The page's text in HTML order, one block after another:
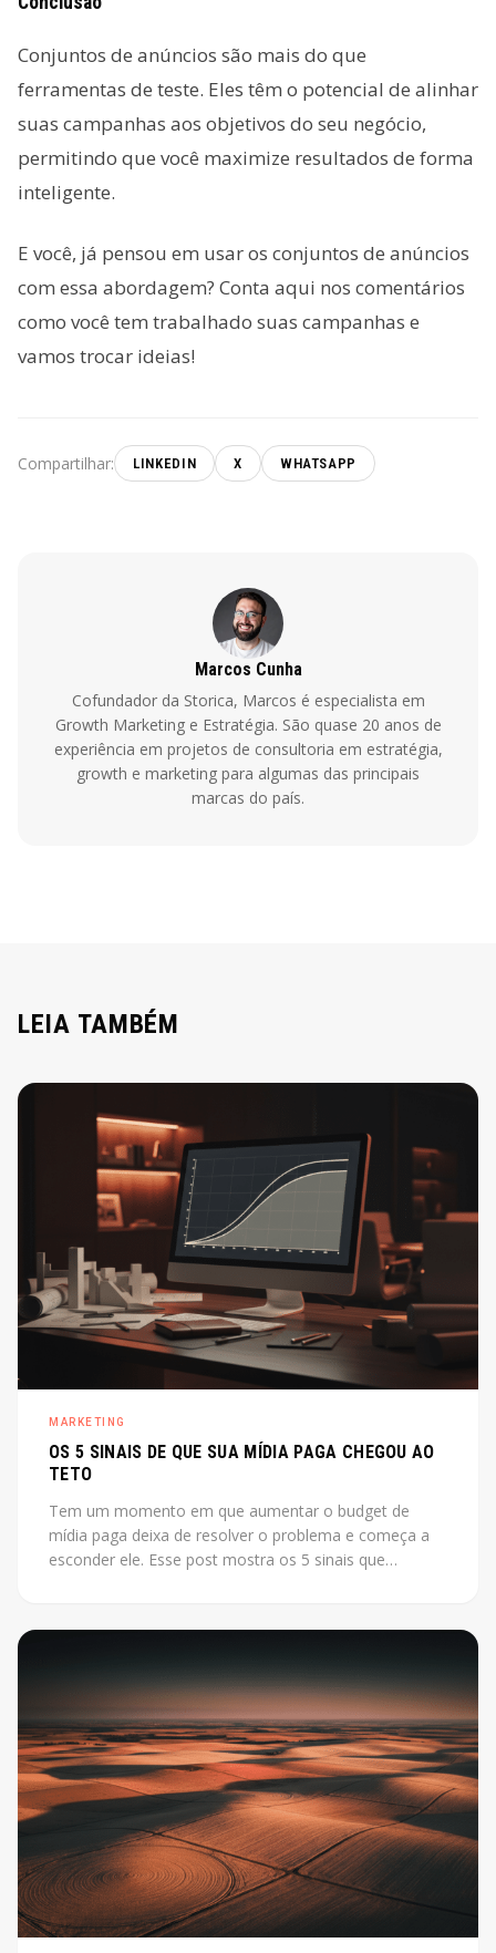
Conjuntos de anúncios são mais do que
ferramentas de teste. Eles têm o potencial de alinhar
suas campanhas aos objetivos do seu negócio,
permitindo que você maximize resultados de forma
inteligente.
E você, já pensou em usar os conjuntos de anúncios
com essa abordagem? Conta aqui nos comentários
como você tem trabalhado suas campanhas e
vamos trocar ideias!
Compartilhar: LINKEDIN X WHATSAPP
Marcos Cunha
Cofundador da Storica, Marcos é especialista em
Growth Marketing e Estratégia. São quase 20 anos de
experiência em projetos de consultoria em estratégia,
growth e marketing para algumas das principais
marcas do país.
LEIA TAMBÉM
MARKETING
OS 5 SINAIS DE QUE SUA MÍDIA PAGA CHEGOU AO
TETO
Tem um momento em que aumentar o budget de
mídia paga deixa de resolver o problema e começa a
esconder ele. Esse post mostra os 5 sinais que